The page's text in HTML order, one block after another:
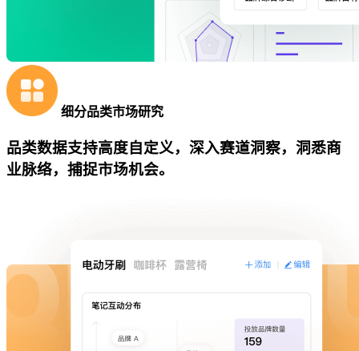
细分品类市场研究
品类数据支持高度自定义，深入赛道洞察，洞悉商
业脉络，捕捉市场机会。